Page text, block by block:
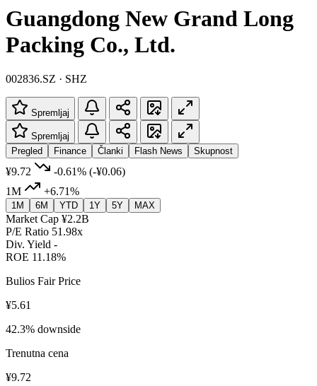
Guangdong New Grand Long
Packing Co., Ltd.
002836.SZ · SHZ
Spremljaj
Spremljaj
Pregled
Finance Članki Flash News Skupnost
¥9.72 -0.61% (-¥0.06)
1M
+6.71%
1M 6M YTD 1Y 5Y MAX
Market Cap ¥2.2B
P/E Ratio 51.98x
Div. Yield -
ROE 11.18%
Bulios Fair Price
¥5.61
42.3% downside
Trenutna cena
¥9.72